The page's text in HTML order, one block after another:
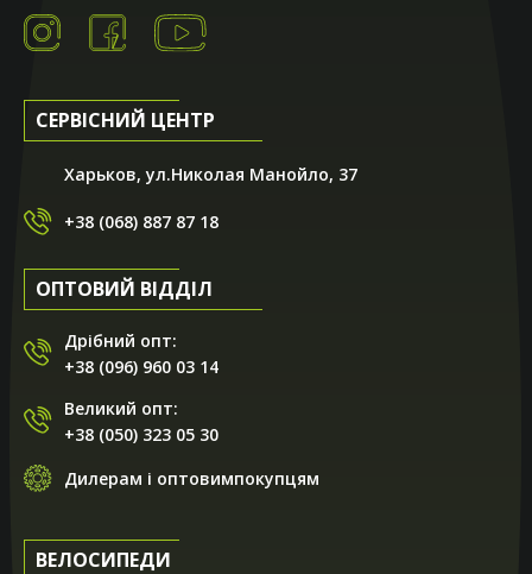
СЕРВІСНИЙ ЦЕНТР
Харьков, ул.Николая Манойло, 37
+38 (068) 887 87 18
ОПТОВИЙ ВІДДІЛ
Дрібний опт:
+38 (096) 960 03 14
Великий опт:
+38 (050) 323 05 30
Дилерам і оптовимпокупцям
ВЕЛОСИПЕДИ